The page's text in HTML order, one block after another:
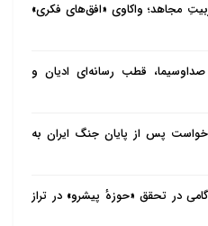
مجاهد؛ واکاوی «افق‌های فکری»
صداوسیما، قطب رسانه‌ای ادیان و
خواست پس از پایان جنگ ایران به
در تحقق «حوزهٔ پیشرو» در تراز